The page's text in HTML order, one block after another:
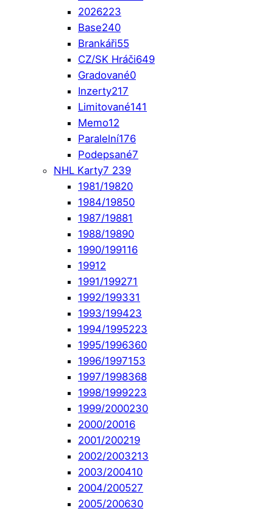
2026223
Base240
Brankáři55
CZ/SK Hráči649
Gradované0
Inzerty217
Limitované141
Memo12
Paralelní176
Podepsané7
NHL Karty7 239
1981/19820
1984/19850
1987/19881
1988/19890
1990/199116
19912
1991/199271
1992/199331
1993/199423
1994/1995223
1995/1996360
1996/1997153
1997/1998368
1998/1999223
1999/2000230
2000/20016
2001/200219
2002/2003213
2003/200410
2004/200527
2005/200630